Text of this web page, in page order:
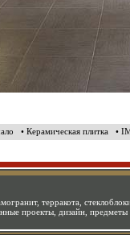
• Керамическая плитка •
терракота,
проекты, дизайн, предметы